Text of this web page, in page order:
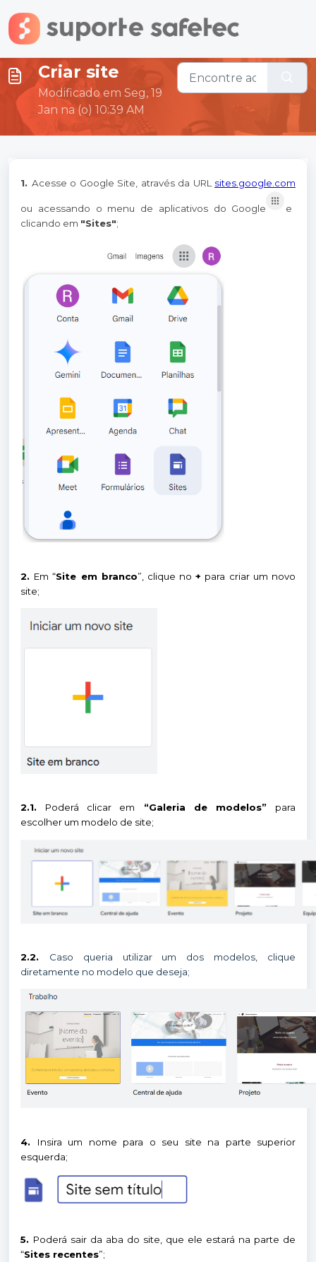
Ir para o conteúdo principal
Criar site
Modificado em Seg, 19
Jan na (o) 10:39 AM
1. Acesse o Google Site, através da URL sites.google.com
ou acessando o menu de aplicativos do Google
e
clicando em "Sites";
2. Em “Site em branco”, clique no+ para criar um novo
site;
2.1. Poderá clicar em “Galeria de modelos” para
escolher um modelo de site;
2.2. Caso queria utilizar um dos modelos, clique
diretamente no modelo que deseja;
4. Insira um nome para o seu site na parte superior
esquerda;
5. Poderá sair da aba do site, que ele estará na parte de
“Sites recentes”;